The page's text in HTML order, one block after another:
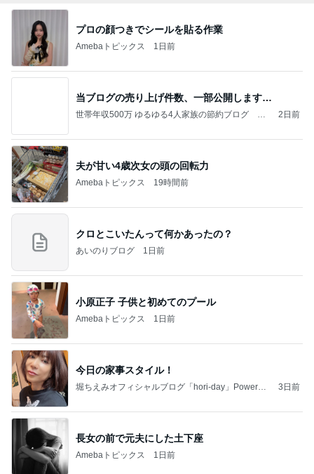
プロの顔つきでシールを貼る作業
Amebaトピックス 1日前
当ブログの売り上げ件数、一部公開します…
世帯年収500万 ゆるゆる4人家族の節約ブログ 〜
2日前
夫が甘い4歳次女の頭の回転力
Amebaトピックス 19時間前
クロとこいたんって何かあったの？
あいのりブログ 1日前
小原正子 子供と初めてのプール
Amebaトピックス 1日前
今日の家事スタイル！
堀ちえみオフィシャルブログ「hori-day」Powered
3日前
長女の前で元夫にした土下座
Amebaトピックス 1日前